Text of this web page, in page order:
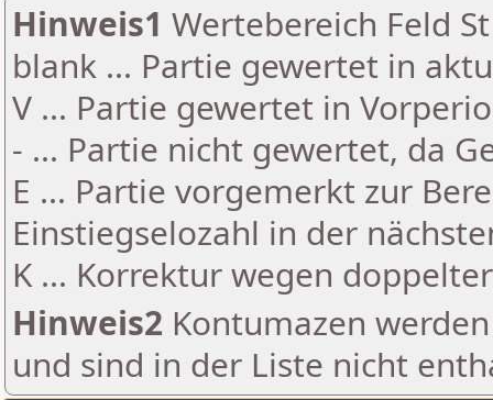
Hinweis1 Wertebereich Feld
blank ... Partie gewertet in
V ... Partie gewertet in
- ... Partie nicht gewertet, da
E ... Partie vorgemerkt zur
Einstiegselozahl in der
K ... Korrektur wegen
Hinweis2 Kontumazen
und sind in der Liste nicht